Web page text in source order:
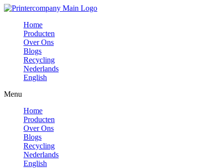
Ga
inhoud
Home
Producten
Over Ons
Blogs
Recycling
Nederlands
English
Menu
Home
Producten
Over Ons
Blogs
Recycling
Nederlands
English